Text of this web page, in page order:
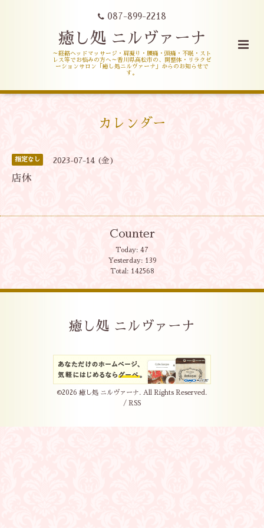
087-899-2218
癒し処 ニルヴァーナ
～経絡ヘッドマッサージ・肩凝り・腰痛・頭痛・不眠・スト
レス等でお悩みの方へ～香川県高松市の、開整体・リラクゼ
ーションサロン「癒し処ニルヴァーナ」からのお知らせで
す。
カレンダー
指定なし 2023-07-14 (金)
店休
Counter
Today: 47
Yesterday: 139
Total: 142568
癒し処 ニルヴァーナ
©2026 癒し処 ニルヴァーナ. All Rights Reserved.
/
RSS